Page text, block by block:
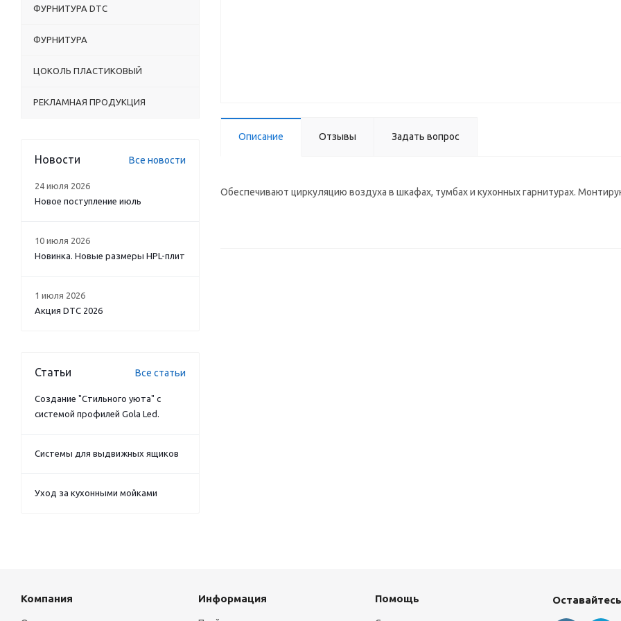
Описание Отзывы Задать вопрос
Обеспечивают циркуляцию воздуха в шкафах, тумбах и кухонных гарнитурах.
ФУРНИТУРА DTC
ФУРНИТУРА
ЦОКОЛЬ ПЛАСТИКОВЫЙ
РЕКЛАМНАЯ ПРОДУКЦИЯ
Новости Все новости
24 июля 2026
Новое поступление июль
10 июля 2026
Новинка. Новые размеры HPL-плит
1 июля 2026
Акция DTC 2026
Статьи Все статьи
Создание "Стильного уюта" с
системой профилей Gola Led.
Системы для выдвижных ящиков
Уход за кухонными мойками
Компания Информация Помощь